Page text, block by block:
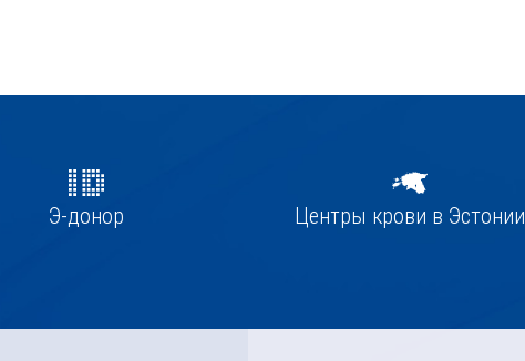
Э-донор Центры крови в Эстонии